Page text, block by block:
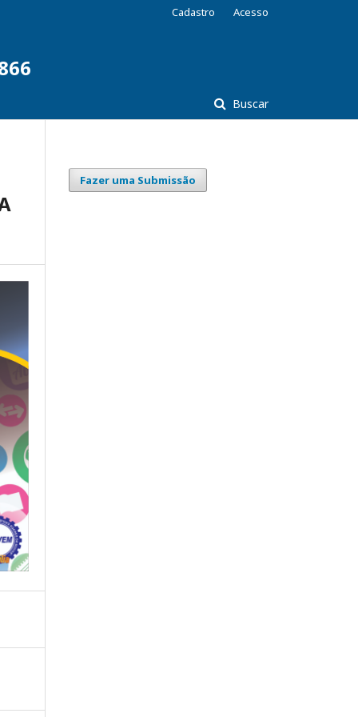
Buscar
Cadastro Acesso
Fazer uma Submissão